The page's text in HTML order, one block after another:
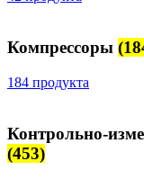
Компрессоры
184 продукта
Контрольно-
(453)